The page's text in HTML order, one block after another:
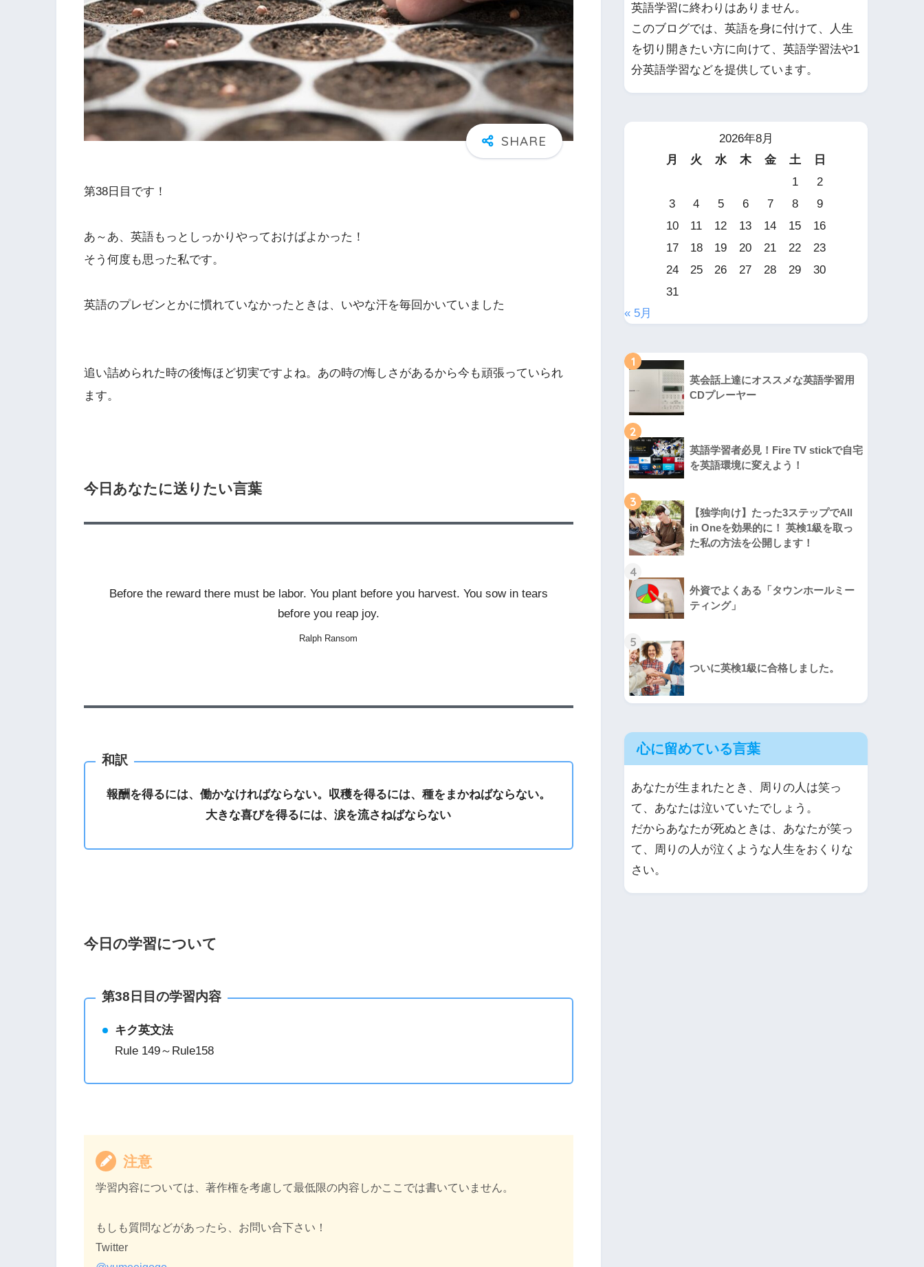
第38日目です！
あ～あ、英語もっとしっかりやっておけばよかった！
そう何度も思った私です。
英語のプレゼンとかに慣れていなかったときは、いやな汗を毎回かいていました
追い詰められた時の後悔ほど切実ですよね。あの時の悔しさがあるから今も頑張っていられ
ます。
今日あなたに送りたい言葉
Before the reward there must be labor. You plant before you harvest. You sow in tears
before you reap joy.
Ralph Ransom
和訳
報酬を得るには、働かなければならない。収穫を得るには、種をまかねばならない。
大きな喜びを得るには、涙を流さねばならない
今日の学習について
第38日目の学習内容
キク英文法
Rule 149～Rule158
注意
学習内容については、著作権を考慮して最低限の内容しかここでは書いていません。
もしも質問などがあったら、お問い合下さい！
Twitter
英語学習に終わりはありません。
このブログでは、英語を身に付けて、人生
を切り開きたい方に向けて、英語学習法や1
分英語学習などを提供しています。
2026年8月
月
火 水 木 金 土
日
1
2
3
4 5 6 7 8
9
10
11 12 13 14 15
16
17
18 19 20 21 22
23
24
25 26 27 28 29
30
31
« 5月
1
英会話上達にオススメな英語学習用
CDプレーヤー
2
英語学習者必見！Fire TV stickで自宅
を英語環境に変えよう！
3
【独学向け】たった3ステップでAll
in Oneを効果的に！ 英検1級を取っ
た私の方法を公開します！
4
外資でよくある「タウンホールミー
ティング」
5
ついに英検1級に合格しました。
心に留めている言葉
あなたが生まれたとき、周りの人は笑っ
て、あなたは泣いていたでしょう。
だからあなたが死ぬときは、あなたが笑っ
て、周りの人が泣くような人生をおくりな
さい。